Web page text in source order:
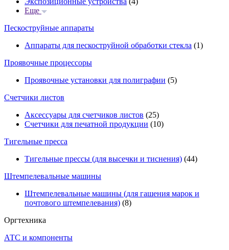
Еще
Пескоструйные аппараты
Аппараты для пескоструйной обработки стекла (1)
Проявочные процессоры
Проявочные установки для полиграфии (5)
Счетчики листов
Аксессуары для счетчиков листов (25)
Счетчики для печатной продукции (10)
Тигельные пресса
Тигельные прессы (для высечки и тиснения) (44)
Штемпелевальные машины
Штемпелевальные машины (для гашения марок и
почтового штемпелевания) (8)
Оргтехника
АТС и компоненты